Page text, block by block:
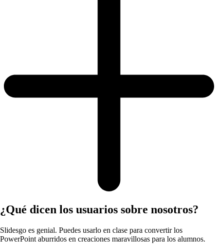
¿Qué dicen los usuarios sobre nosotros?
Slidesgo es genial. Puedes usarlo en clase para convertir los
PowerPoint aburridos en creaciones maravillosas para los alumnos.